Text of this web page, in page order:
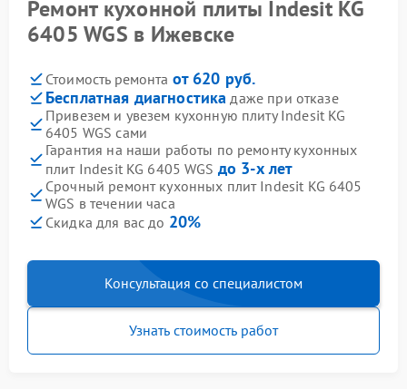
Ремонт кухонной плиты Indesit KG
6405 WGS в Ижевске
Стоимость ремонта от 620 руб.
Бесплатная диагностика даже при отказе
Привезем и увезем кухонную плиту Indesit KG
6405 WGS сами
Гарантия на наши работы по ремонту кухонных
плит Indesit KG 6405 WGS до 3-х лет
Срочный ремонт кухонных плит Indesit KG 6405
WGS в течении часа
Скидка для вас до 20%
Консультация со специалистом
Узнать стоимость работ